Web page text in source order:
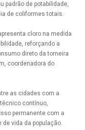
padrão de potabilidade,
de coliformes totais.
cloro na medida
reforçando a
direto da torneira
coordenadora do
as cidades com a
contínuo,
permanente com a
vida da população.